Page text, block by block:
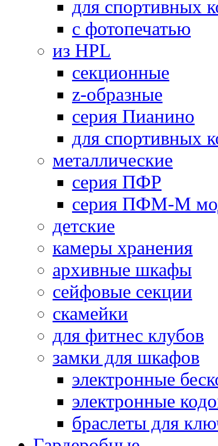
для спортивных
с фотопечатью
из HPL
секционные
z-образные
серия Пианино
для спортивных
металлические
серия ПФР
серия ПФМ-М
детские
камеры хранения
архивные шкафы
сейфовые секции
скамейки
для фитнес клубов
замки для шкафов
электронные
электронные
браслеты для